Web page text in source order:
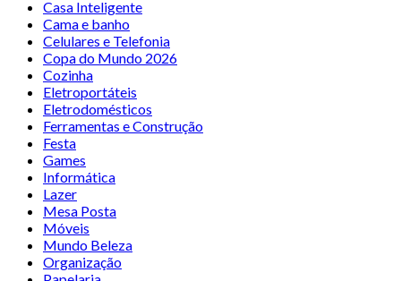
Casa Inteligente
Cama e banho
Celulares e Telefonia
Copa do Mundo 2026
Cozinha
Eletroportáteis
Eletrodomésticos
Ferramentas e Construção
Festa
Games
Informática
Lazer
Mesa Posta
Móveis
Mundo Beleza
Organização